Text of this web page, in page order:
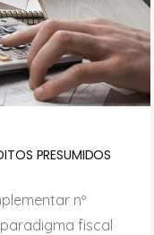
PRESUMIDOS
nº
fiscal